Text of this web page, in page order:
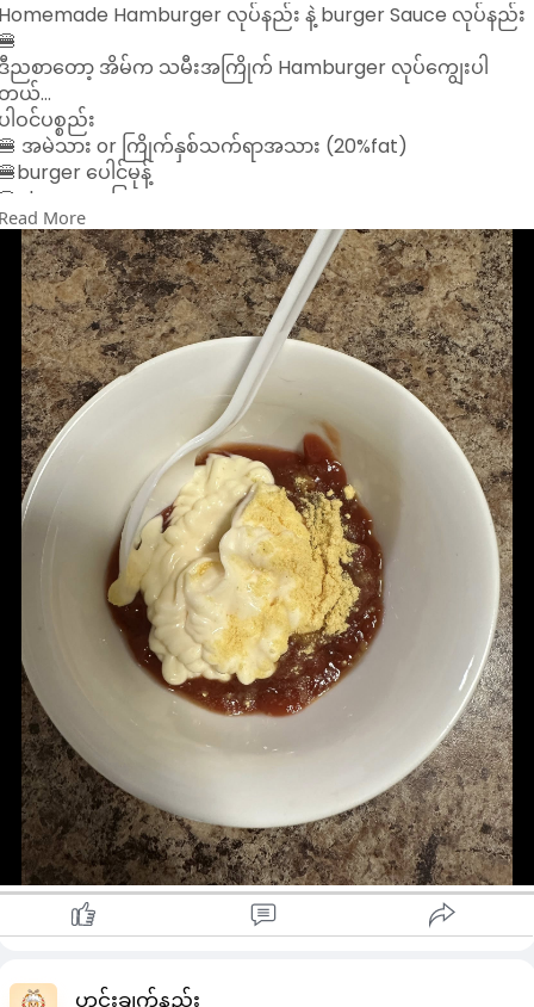
Hamburger လုပ်နည်း နဲ့ burger Sauce လုပ်နည်း
ညစာတော့ အိမ်က သမီးအကြိုက် Hamburger လုပ်ကျွေးပါ
ယ်…
ါဝင်ပစ္စည်း
အမဲသား or ကြိုက်နှစ်သက်ရာအသား (20%fat)
ပေါင်မုန့်
အပြား
ခရမ်းချဉ်သီး ကြက်သွန်နီ ဆလပ်ရွက်
ရင်ဆုံး အသားကို ဆားနဲ့ ငရုတ်​ကောင်းမှုန့်နဲ့ နှယ်ပီး အပြားလေး
ေလုပ် ဒယ်အိုးထဲ ထောပတ်သုတ်ကင်ပါ (သို့) Air fryerထဲ ထည့်
း ကင်လို့လည်းရပါတယ် အ​ညှော်သက်သာတာ​ပေါ့
ေါင်မုန့်ကိုဒယ်ပြားထဲပူလာအောင်ခဏထည့်ကင်ပါ
သားကျက်ရင် cheese အပြားကို အသားပေါ်တင်ပီး ကင်ပေးပါ …
ားလုံးပီးရင်တော့ ပေါင်မုန့်ပေါ် အသားပြားထည့် အသီးရွက်ထည့်
ထည့် ပီး စားလို့ရပါပီ…
လုပ်ရန်
၃ ဇွန်း
Tomato sauce) ၂ဇွန်း
၁/၄ ဇွန်း
(မရှိရင်မထည့်လို့ရပါတယ်)
ရုတ်ကောင်းမှုန့် တို့ကို စိတ်ကြိုက်အရသာရအောင် ရောလိုက်ရင်
ရသာ​ကောင်းတဲ့ burger sauce ရပါပြီ …
to owner
More
ဟင်းချက်နည်း